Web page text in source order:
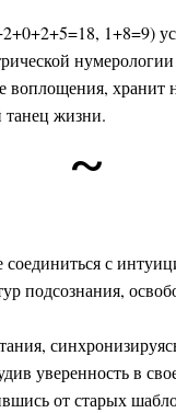
1+8=9)
воплощения,
жизни.
~
с
подсознания,
уверенность в
от старых